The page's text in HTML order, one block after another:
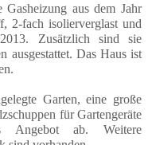
aus dem Jahr
2-fach isolierverglast und
Zusätzlich sind sie
ausgestattet. Das Haus ist
Garten, eine große
für Gartengeräte
Angebot ab. Weitere